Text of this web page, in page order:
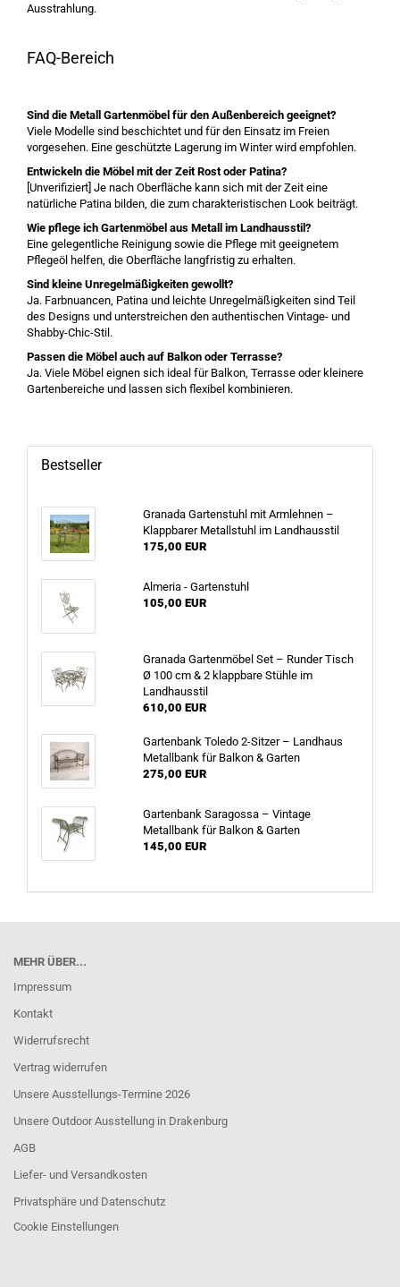
Ausstrahlung.
FAQ-Bereich
Sind die Metall Gartenmöbel für den Außenbereich geeignet?
Viele Modelle sind beschichtet und für den Einsatz im Freien
vorgesehen. Eine geschützte Lagerung im Winter wird empfohlen.
Entwickeln die Möbel mit der Zeit Rost oder Patina?
[Unverifiziert] Je nach Oberfläche kann sich mit der Zeit eine
natürliche Patina bilden, die zum charakteristischen Look beiträgt.
Wie pflege ich Gartenmöbel aus Metall im Landhausstil?
Eine gelegentliche Reinigung sowie die Pflege mit geeignetem
Pflegeöl helfen, die Oberfläche langfristig zu erhalten.
Sind kleine Unregelmäßigkeiten gewollt?
Ja. Farbnuancen, Patina und leichte Unregelmäßigkeiten sind Teil
des Designs und unterstreichen den authentischen Vintage- und
Shabby-Chic-Stil.
Passen die Möbel auch auf Balkon oder Terrasse?
Ja. Viele Möbel eignen sich ideal für Balkon, Terrasse oder kleinere
Gartenbereiche und lassen sich flexibel kombinieren.
Bestseller
Granada Gartenstuhl mit Armlehnen –
Klappbarer Metallstuhl im Landhausstil
175,00 EUR
Almeria - Gartenstuhl
105,00 EUR
Granada Gartenmöbel Set – Runder Tisch
Ø 100 cm & 2 klappbare Stühle im
Landhausstil
610,00 EUR
Gartenbank Toledo 2-Sitzer – Landhaus
Metallbank für Balkon & Garten
275,00 EUR
Gartenbank Saragossa – Vintage
Metallbank für Balkon & Garten
145,00 EUR
MEHR ÜBER...
Impressum
Kontakt
Widerrufsrecht
Vertrag widerrufen
Unsere Ausstellungs-Termine 2026
Unsere Outdoor Ausstellung in Drakenburg
AGB
Liefer- und Versandkosten
Privatsphäre und Datenschutz
Cookie Einstellungen